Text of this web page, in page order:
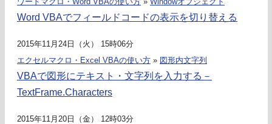
Word VBAでフィールドコードの表示を切り替える
2015年11月24日（火） 15時06分
エクセルマクロ・Excel VBAの使い方 » 図形内文字列
VBAで図形にテキスト・文字列を入力する－
TextFrame.Characters
2015年11月20日（金） 12時03分